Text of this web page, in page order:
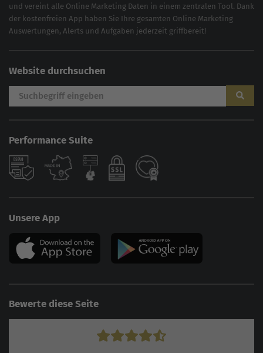
und vereint alle Online Marketing Daten in einem zentralen Tool. Dank
der kostenfreien App haben Sie Ihre gesamten Online Marketing
Auswertungen, Alerts und Aufgaben jederzeit griffbereit!
Website durchsuchen
Performance Suite
Unsere App
Bewerte diese Seite